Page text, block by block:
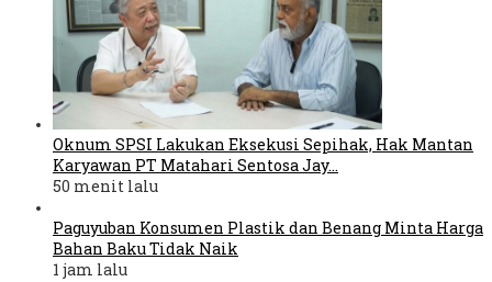
Oknum SPSI Lakukan Eksekusi Sepihak, Hak Mantan
Karyawan PT Matahari Sentosa Jay…
50 menit lalu
Paguyuban Konsumen Plastik dan Benang Minta Harga
Bahan Baku Tidak Naik
1 jam lalu